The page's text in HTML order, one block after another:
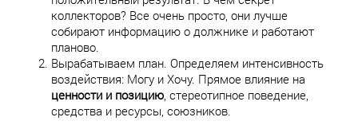
коллекторов? Все очень просто, они лучше
собирают информацию о должнике и работают
планово.
Вырабатываем план. Определяем интенсивность
воздействия: Могу и Хочу. Прямое влияние на
ценности и позицию, стереотипное поведение,
средства и ресурсы, союзников.